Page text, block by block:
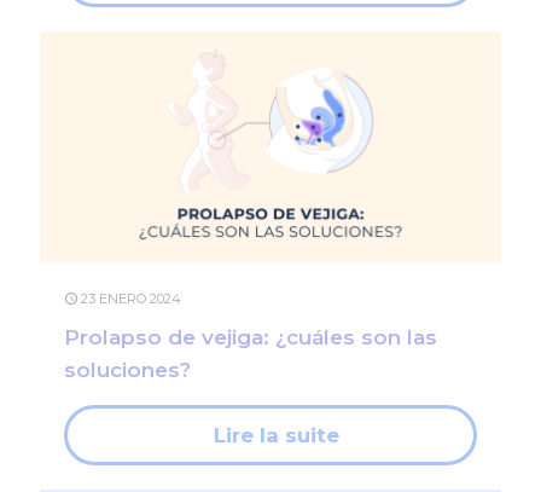
23 ENERO 2024
Prolapso de vejiga: ¿cuáles son las
soluciones?
Lire la suite